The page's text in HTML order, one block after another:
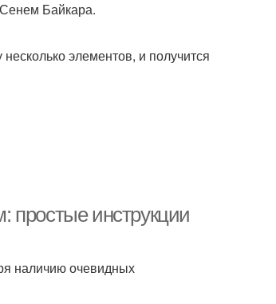
Байкара.
элементов, и получится
простые инструкции
наличию очевидных